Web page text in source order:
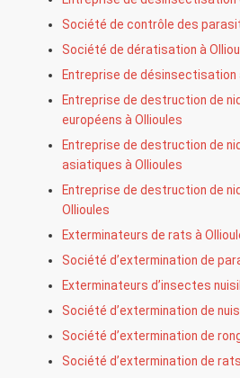
Société de contrôle des
Société de dératisation à
Entreprise de désinsectisation
Entreprise de destruction de
européens à Ollioules
Entreprise de destruction de
asiatiques à Ollioules
Entreprise de destruction de
Ollioules
Exterminateurs de rats à
Société d’extermination de
Exterminateurs d’insectes
Société d’extermination de
Société d’extermination de
Société d’extermination de